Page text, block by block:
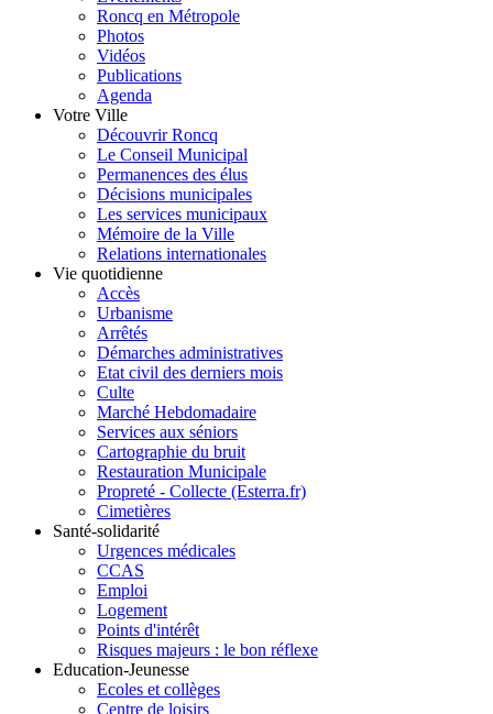
Roncq en Métropole
Photos
Vidéos
Publications
Agenda
Votre Ville
Découvrir Roncq
Le Conseil Municipal
Permanences des élus
Décisions municipales
Les services municipaux
Mémoire de la Ville
Relations internationales
Vie quotidienne
Accès
Urbanisme
Arrêtés
Démarches administratives
Etat civil des derniers mois
Culte
Marché Hebdomadaire
Services aux séniors
Cartographie du bruit
Restauration Municipale
Propreté - Collecte (Esterra.fr)
Cimetières
Santé-solidarité
Urgences médicales
CCAS
Emploi
Logement
Points d'intérêt
Risques majeurs : le bon réflexe
Education-Jeunesse
Ecoles et collèges
Centre de loisirs